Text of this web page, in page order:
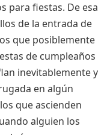
para fiestas. De esa
de la entrada de
que posiblemente
de cumpleaños
inevitablemente y
en algún
que ascienden
alguien los